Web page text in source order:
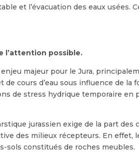
et l’évacuation des eaux usées.
l’attention possible.
majeur pour le Jura,
cours d’eau sous influence de
de stress hydrique temporaire en
jurassien exige de la part
des milieux récepteurs. En effet,
sols constitués de roches meubles.